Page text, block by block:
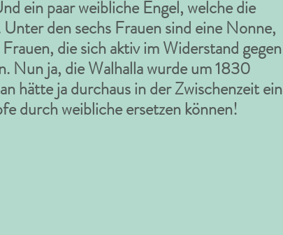
ein paar weibliche Engel, welche die
den sechs Frauen sind eine Nonne,
die sich aktiv im Widerstand gegen
Nun ja, die Walhalla wurde um 1830
hätte ja durchaus in der Zwischenzeit ein
durch weibliche ersetzen können!